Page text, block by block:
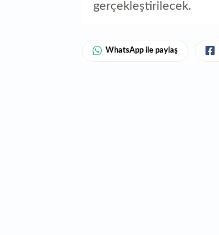
gerçekleştirilecek.​​​​​​​
WhatsApp ile paylaş